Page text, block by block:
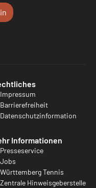
Impressum
Barrierefreiheit
Datenschutzinformation
Informationen
Presseservice
Jobs
Württemberg Tennis
Zentrale Hinweisgeberstelle